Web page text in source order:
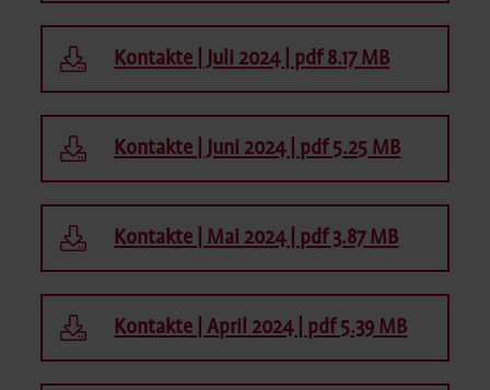
Kontakte | Juli 2024 | pdf 8.17 MB
Kontakte | Juni 2024 | pdf 5.25 MB
Kontakte | Mai 2024 | pdf 3.87 MB
Kontakte | April 2024 | pdf 5.39 MB